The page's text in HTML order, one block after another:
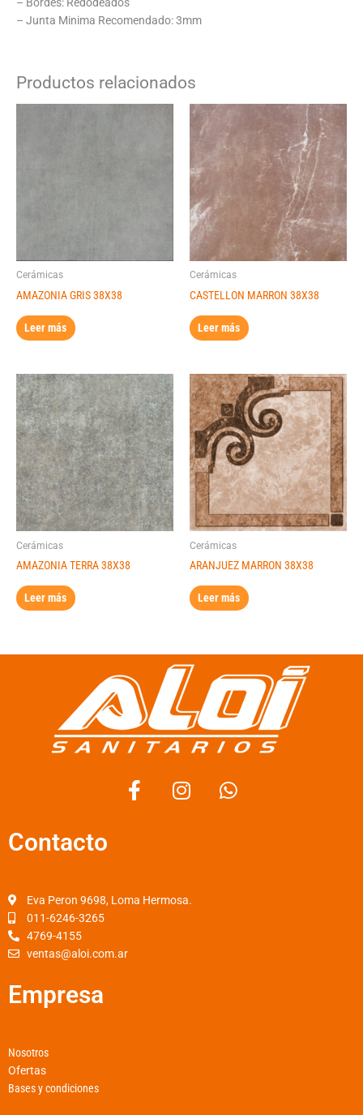
– Bordes: Redodeados
– Junta Minima Recomendado: 3mm
Productos relacionados
Cerámicas
AMAZONIA GRIS 38X38
Leer más
Cerámicas
CASTELLON MARRON 38X38
Leer más
Cerámicas
AMAZONIA TERRA 38X38
Leer más
Cerámicas
ARANJUEZ MARRON 38X38
Leer más
F
a
o
I
n
r
W
h
Contacto
Eva Peron 9698, Loma Hermosa.
011-6246-3265
4769-4155
ventas@aloi.com.ar
Empresa
Nosotros
Ofertas
Bases y condiciones